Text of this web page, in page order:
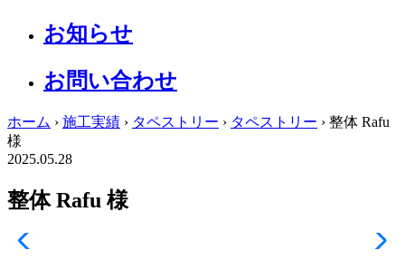
お知らせ
お問い合わせ
ホーム › 施工実績 › タペストリー › タペストリー › 整体 Rafu
様
2025.05.28
整体 Rafu 様